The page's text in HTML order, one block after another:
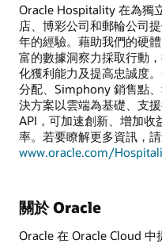
Oracle Hospitality 在為獨
店、博彩公司和郵輪公司
年的經驗。藉助我們的硬
富的數據洞察力採取行動
化獲利能力及提高忠誠度
分配、Simphony 銷售點
決方案以雲端為基礎、支
API，可加速創新、增加收
率。若要瞭解更多資訊，
www.oracle.com/
關於 Oracle
Oracle 在 Oracle Cloud